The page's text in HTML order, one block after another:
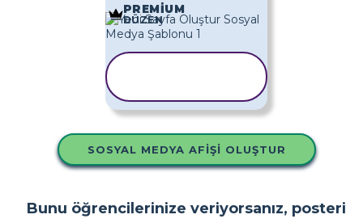
PREMIUM
DÜZEN
SOSYAL MEDYA AFIŞI OLUŞTUR
Bunu öğrencilerinize veriyorsanız, posteri